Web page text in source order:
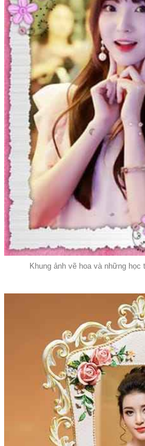
Khung ảnh vẽ hoa và những học